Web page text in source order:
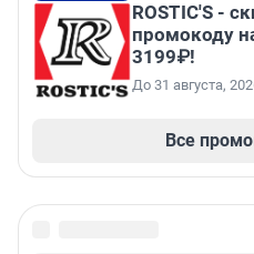
ROSTIC'S -
промокоду
3199₽!
До 31 августа,
Все